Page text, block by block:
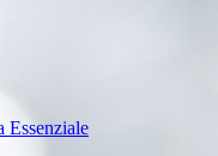
Essenziale